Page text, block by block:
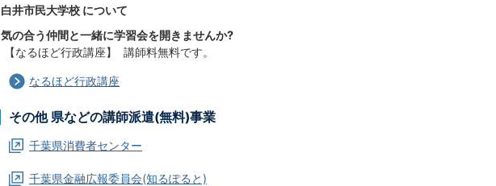
白井市民大学校 について
気の合う仲間と一緒に学習会を開きませんか?
【なるほど行政講座】 講師料無料です。
なるほど行政講座
その他 県などの講師派遣(無料)事業
千葉県消費者センター
千葉県金融広報委員会(知るぽると)